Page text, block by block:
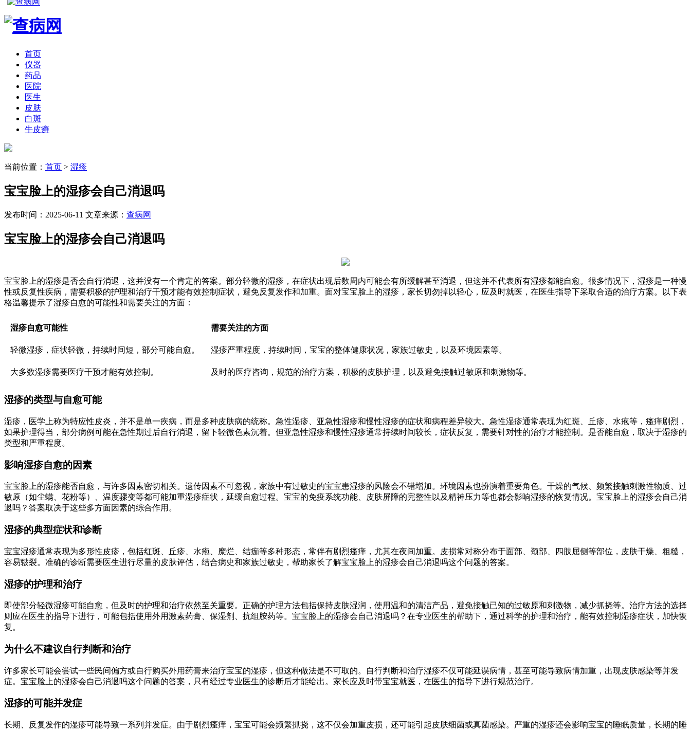
首页
仪器
药品
医院
医生
皮肤
白斑
牛皮癣
当前位置： 首页 > 湿疹
宝宝脸上的湿疹会自己消退吗
发布时间：2025-06-11 文章来源： 查病网
宝宝脸上的湿疹会自己消退吗
宝宝脸上的湿疹是否会自行消退，这并没有一个肯定的答案。部分轻微的湿疹，在症状出现后数周内可能会有所缓解甚至消退，但这并不代表所有湿疹都能自愈。很多情况下，湿疹是一种慢
性或反复性疾病，需要积极的护理和治疗干预才能有效控制症状，避免反复发作和加重。面对宝宝脸上的湿疹，家长切勿掉以轻心，应及时就医，在医生指导下采取合适的治疗方案。以下表
格温馨提示了湿疹自愈的可能性和需要关注的方面：
湿疹自愈可能性 需要关注的方面
轻微湿疹，症状轻微，持续时间短，部分可能自愈。 湿疹严重程度，持续时间，宝宝的整体健康状况，家族过敏史，以及环境因素等。
大多数湿疹需要医疗干预才能有效控制。 及时的医疗咨询，规范的治疗方案，积极的皮肤护理，以及避免接触过敏原和刺激物等。
湿疹的类型与自愈可能
湿疹，医学上称为特应性皮炎，并不是单一疾病，而是多种皮肤病的统称。急性湿疹、亚急性湿疹和慢性湿疹的症状和病程差异较大。急性湿疹通常表现为红斑、丘疹、水疱等，瘙痒剧烈，
如果护理得当，部分病例可能在急性期过后自行消退，留下轻微色素沉着。但亚急性湿疹和慢性湿疹通常持续时间较长，症状反复，需要针对性的治疗才能控制。是否能自愈，取决于湿疹的
类型和严重程度。
影响湿疹自愈的因素
宝宝脸上的湿疹能否自愈，与许多因素密切相关。遗传因素不可忽视，家族中有过敏史的宝宝患湿疹的风险会不错增加。环境因素也扮演着重要角色。干燥的气候、频繁接触刺激性物质、过
敏原（如尘螨、花粉等）、温度骤变等都可能加重湿疹症状，延缓自愈过程。宝宝的免疫系统功能、皮肤屏障的完整性以及精神压力等也都会影响湿疹的恢复情况。宝宝脸上的湿疹会自己消
退吗？答案取决于这些多方面因素的综合作用。
湿疹的典型症状和诊断
宝宝湿疹通常表现为多形性皮疹，包括红斑、丘疹、水疱、糜烂、结痂等多种形态，常伴有剧烈瘙痒，尤其在夜间加重。皮损常对称分布于面部、颈部、四肢屈侧等部位，皮肤干燥、粗糙，
容易皲裂。准确的诊断需要医生进行尽量的皮肤评估，结合病史和家族过敏史，帮助家长了解宝宝脸上的湿疹会自己消退吗这个问题的答案。
湿疹的护理和治疗
即使部分轻微湿疹可能自愈，但及时的护理和治疗依然至关重要。正确的护理方法包括保持皮肤湿润，使用温和的清洁产品，避免接触已知的过敏原和刺激物，减少抓挠等。治疗方法的选择
则应在医生的指导下进行，可能包括使用外用激素药膏、保湿剂、抗组胺药等。宝宝脸上的湿疹会自己消退吗？在专业医生的帮助下，通过科学的护理和治疗，能有效控制湿疹症状，加快恢
复。
为什么不建议自行判断和治疗
许多家长可能会尝试一些民间偏方或自行购买外用药膏来治疗宝宝的湿疹，但这种做法是不可取的。自行判断和治疗湿疹不仅可能延误病情，甚至可能导致病情加重，出现皮肤感染等并发
症。宝宝脸上的湿疹会自己消退吗这个问题的答案，只有经过专业医生的诊断后才能给出。家长应及时带宝宝就医，在医生的指导下进行规范治疗。
湿疹的可能并发症
长期、反复发作的湿疹可能导致一系列并发症。由于剧烈瘙痒，宝宝可能会频繁抓挠，这不仅会加重皮损，还可能引起皮肤细菌或真菌感染。严重的湿疹还会影响宝宝的睡眠质量，长期的睡